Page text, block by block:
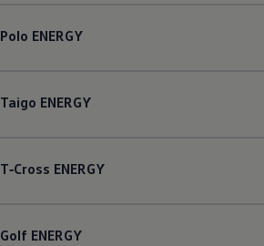
Polo ENERGY
Taigo ENERGY
T‑Cross ENERGY
Golf ENERGY